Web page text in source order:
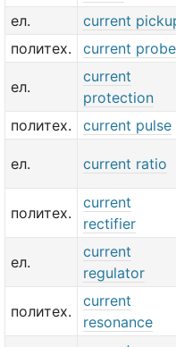
ел. current
политех.
current probe
ел.
current
protection
политех. current pulse
ел. current ratio
политех.
current
rectifier
ел.
current
regulator
политех.
current
resonance